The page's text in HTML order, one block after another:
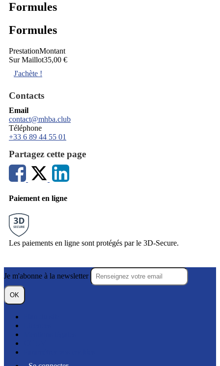
Formules
Formules
PrestationMontant
Sur Maillot35,00 €
J'achète !
Contacts
Email
contact@mhba.club
Téléphone
+33 6 89 44 55 01
Partagez cette page
Paiement en ligne
Les paiements en ligne sont protégés par le 3D-Secure.
Je m'abonne à la newsletter
OK